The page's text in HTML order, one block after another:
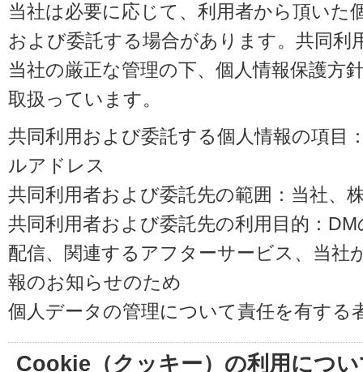
当社は必要に応じて、利用者から頂いた
および委託する場合があります。共同利
当社の厳正な管理の下、個人情報保護方
取扱っています。
共同利用および委託する個人情報の項目
ルアドレス
共同利用者および委託先の範囲：当社、
共同利用者および委託先の利用目的：
配信、関連するアフターサービス、当社
報のお知らせのため
個人データの管理について責任を有する
Cookie（クッキー）の利用につ